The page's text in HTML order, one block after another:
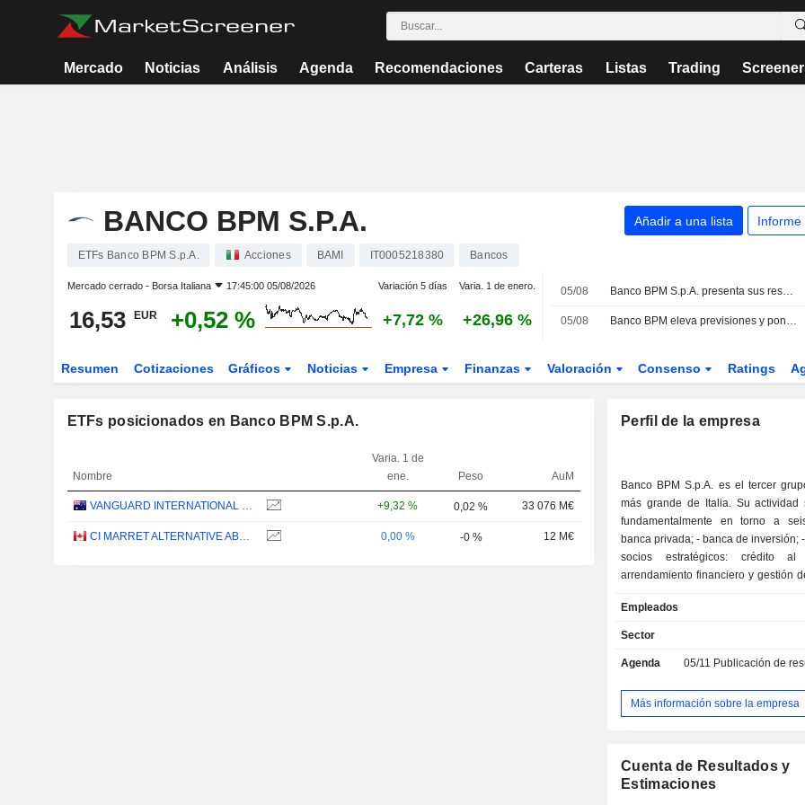
Mercado Noticias Análisis Agenda Recomendaciones Carteras Listas Trading
BANCO BPM S.P.A. Añadir a una lista Informe
ETFs Banco BPM S.p.A. Acciones BAMI IT0005218380 Bancos
Mercado cerrado - Borsa Italiana 17:45:00 05/08/2026 Variación 5 días Varia. 1 de enero.
16,53 EUR +0,52 % +7,72 % +26,96 %
05/08 Banco BPM S.p.A. presenta sus resultados del segundo trimestre y del primer semestre de 2026
05/08 Banco BPM eleva previsiones y pone el foco en Crédit Agricole Italia tras romper con MPS
Resumen Cotizaciones Gráficos Noticias Empresa Finanzas Valoración Consenso Ratings
ETFs posicionados en Banco BPM S.p.A.
Nombre
Varia. 1 de
ene.
Peso AuM
VANGUARD INTERNATIONAL EQUITY INDEX FUNDS - VANGUARD FTSE ALL-WORLD EX-US ETF +9,32 % 0,02 % 33 076 M€
CI MARRET ALTERNATIVE ABSOLUTE RETURN BOND ETF - CAD 0,00 % -0 % 12 M€
Perfil de la empresa
Banco BPM S.p.A. es el tercer
más grande de Italia. Su actividad
fundamentalmente en torno a
banca privada; - banca de inversión; - seguros; -
socios estratégicos: crédito al
arrendamiento financiero y gestión
S.p.A. es, por lo tanto, un grupo
financieros en toda regla que,
minorista, ofrece a sus clientes
actividades de valor añadido. A finales de 2025,
el grupo contaba con 109 900
servicios se comercializan a través
de 1.363 sucursales ubicadas en Italia.
Empleados
Sector
Agenda 05/11 Publicación de
Más información sobre la empresa
Cuenta de Resultados y
Estimaciones